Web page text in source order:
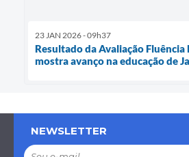
23 JAN 2026 - 09h37
Resultado da Avaliação
mostra avanço na educação de
NEWSLETTER